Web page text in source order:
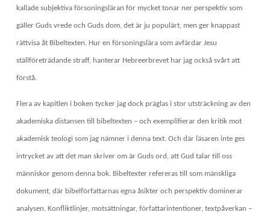
kallade subjektiva försoningsläran för mycket tonar ner perspektiv som
gäller Guds vrede och Guds dom, det är ju populärt, men ger knappast
rättvisa åt Bibeltexten. Hur en försoningslära som avfärdar Jesu
ställföreträdande straff, hanterar Hebreerbrevet har jag också svårt att
förstå.
Flera av kapitlen i boken tycker jag dock präglas i stor utsträckning av den
akademiska distansen till bibeltexten – och exemplifierar den kritik mot
akademisk teologi som jag nämner i denna text. Och där läsaren inte ges
intrycket av att det man skriver om är Guds ord, att Gud talar till oss
människor genom denna bok. Bibeltexter refereras till som mänskliga
dokument, där bibelförfattarnas egna åsikter och perspektiv dominerar
analysen. Konfliktlinjer, motsättningar, författarintentioner, textpåverkan –